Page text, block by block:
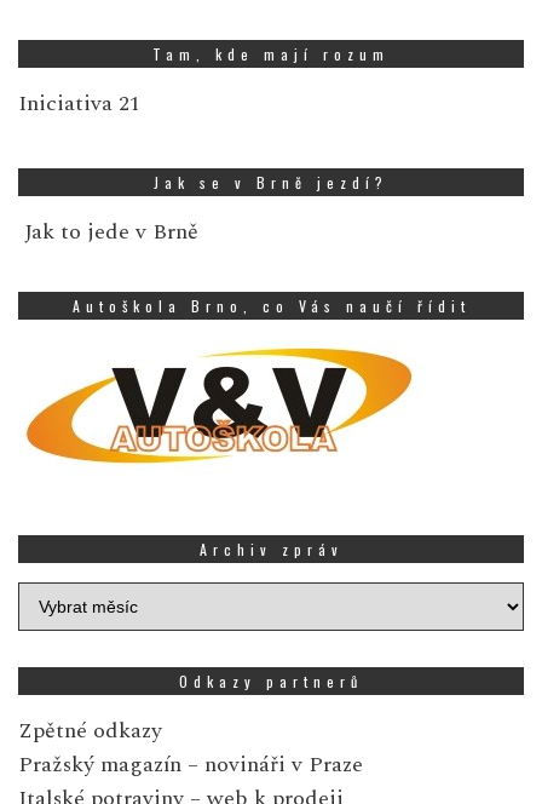
Tam, kde mají rozum
Iniciativa 21
Jak se v Brně jezdí?
Jak to jede v Brně
Autoškola Brno, co Vás naučí řídit
Archiv zpráv
Archiv
zpráv
Odkazy partnerů
Zpětné odkazy
Pražský magazín – novináři v Praze